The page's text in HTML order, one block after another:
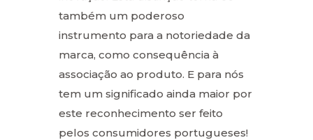
também um poderoso
instrumento para a notoriedade da
marca, como consequência à
associação ao produto. E para nós
tem um significado ainda maior por
este reconhecimento ser feito
pelos consumidores portugueses!